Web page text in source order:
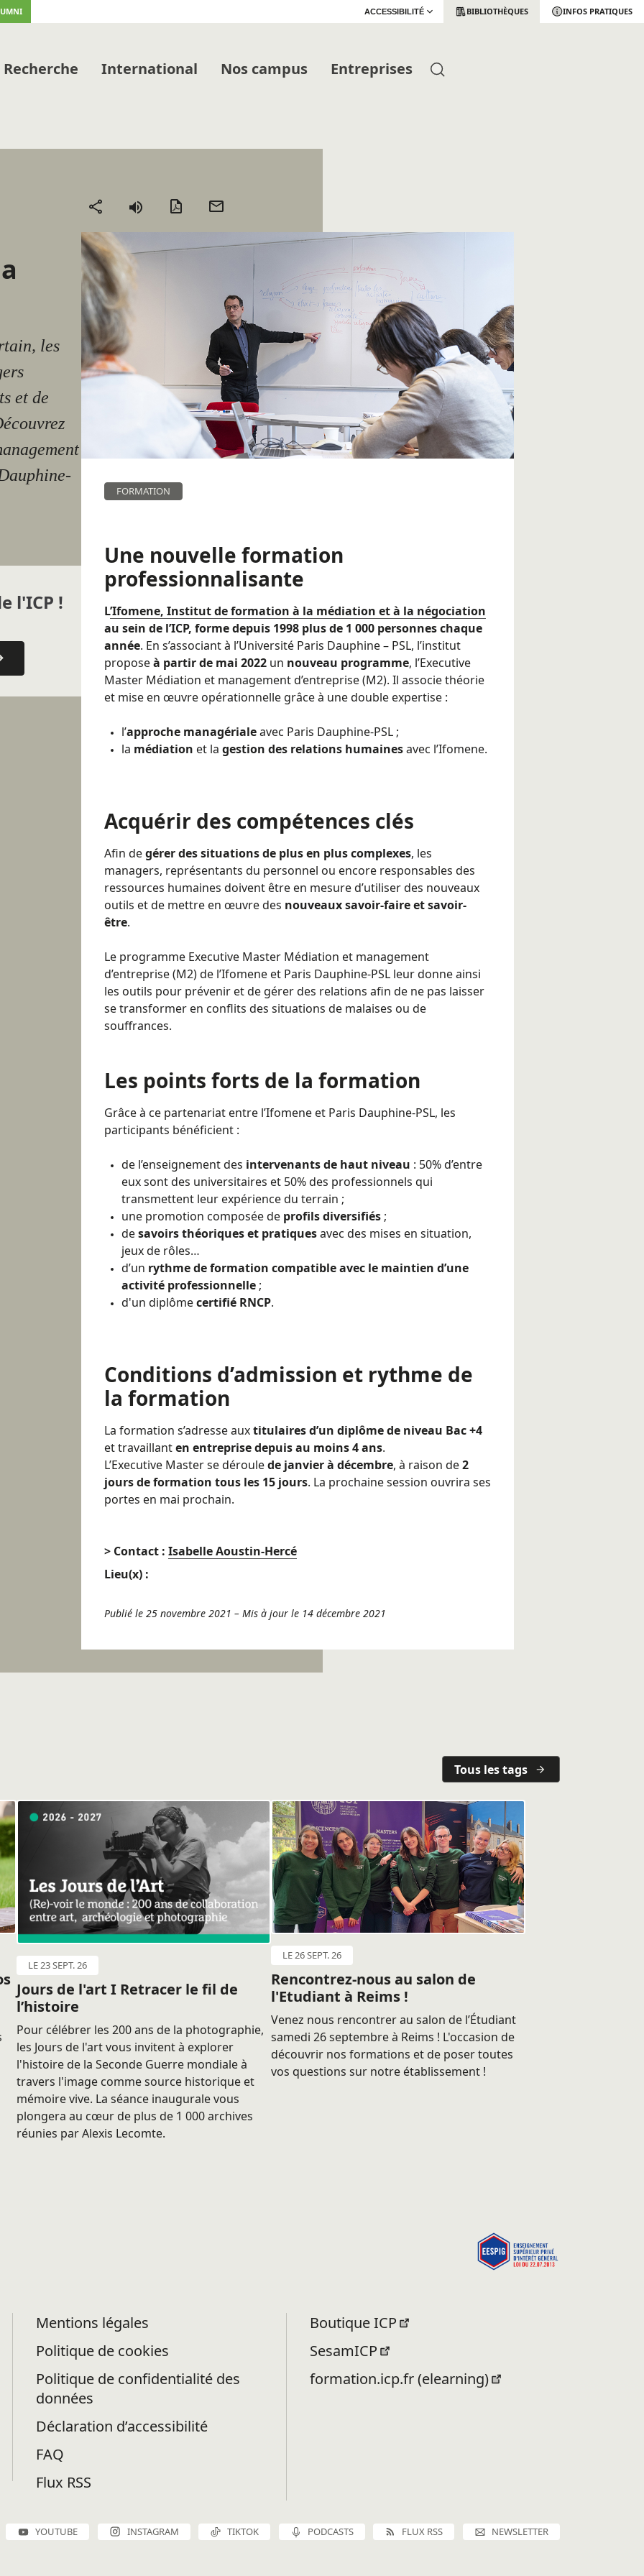
ACCESSIBILITÉ BIBLIOTHÈQUES INFOS PRATIQUES
Recherche International Nos campus Entreprises
les
et de
l'ICP !
Partager
Version
mail
FORMATION
Une nouvelle formation
professionnalisante
L’Ifomene, Institut de formation à la médiation et à la négociation
au sein de l’ICP, forme depuis 1998 plus de 1 000 personnes chaque
année. En s’associant à l’Université Paris Dauphine – PSL, l’institut
proposeà partir de mai 2022 un nouveau programme, l’Executive
Master Médiation et management d’entreprise (M2). Il associe théorie
et mise en œuvre opérationnelle grâce à une double expertise :
l’approche managérialeavec Paris Dauphine-PSL ;
la médiation et la gestion des relations humainesavec l’Ifomene.
Acquérir des compétences clés
Afin degérer des situations de plus en plus complexes, les
managers, représentants du personnel ou encore responsables des
ressources humaines doivent être en mesure d’utiliser des nouveaux
outils et de mettre en œuvre des nouveaux savoir-faire et savoir-
être.
Le programme Executive Master Médiation et management
d’entreprise (M2) de l’Ifomene et Paris Dauphine-PSL leur donne ainsi
les outils pour prévenir et de gérer des relations afin de ne pas laisser
se transformer en conflits des situations de malaises ou de
souffrances.
Les points forts de la formation
Grâce à ce partenariat entre l’Ifomene et Paris Dauphine-PSL, les
participants bénéficient :
de l’enseignement des intervenants de haut niveau : 50% d’entre
eux sont des universitaires et 50% des professionnels qui
transmettent leur expérience du terrain ;
une promotion composée de profils diversifiés ;
desavoirs théoriques et pratiquesavec des mises en situation,
jeux de rôles…
d’un rythme de formation compatible avec le maintien d’une
activité professionnelle ;
d'un diplômecertifié RNCP.
Conditions d’admission et rythme de
la formation
La formation s’adresse auxtitulaires d’un diplôme de niveau Bac +4
et travaillanten entreprise depuis au moins 4 ans.
L’Executive Master se déroulede janvier à décembre, à raison de2
jours de formation tous les 15 jours. La prochaine session ouvrira ses
portes en mai prochain.
> Contact : Isabelle Aoustin-Hercé
Lieu(x) :
Publié le 25 novembre 2021 – Mis à jour le 14 décembre 2021
Tous les tags
LE 23 SEPT. 26
Jours de l'art I Retracer le fil de
l’histoire
Pour célébrer les 200 ans de la photographie,
les Jours de l'art vous invitent à explorer
l'histoire de la Seconde Guerre mondiale à
travers l'image comme source historique et
mémoire vive. La séance inaugurale vous
plongera au cœur de plus de 1 000 archives
réunies par Alexis Lecomte.
LE 26 SEPT. 26
Rencontrez-nous au salon de
l'Etudiant à Reims !
Venez nous rencontrer au salon de l’Étudiant
samedi 26 septembre à Reims ! L'occasion de
découvrir nos formations et de poser toutes
vos questions sur notre établissement !
Mentions légales
Politique de cookies
Politique de confidentialité des
données
Déclaration d’accessibilité
FAQ
Flux RSS
Boutique ICP
SesamICP
formation.icp.fr (elearning)
YOUTUBE INSTAGRAM TIKTOK PODCASTS FLUX RSS NEWSLETTER